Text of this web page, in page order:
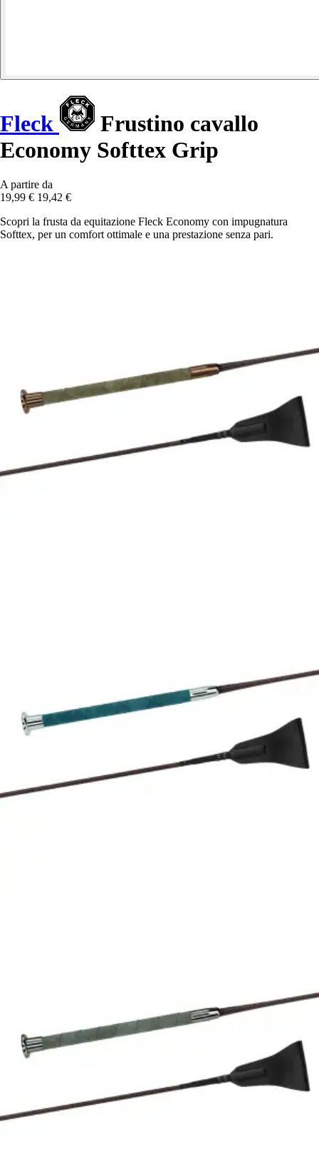
Fleck
Frustino cavallo
Economy Softtex Grip
A partire da
19,99 € 19,42 €
Scopri la frusta da equitazione Fleck Economy con impugnatura
Softtex, per un comfort ottimale e una prestazione senza pari.